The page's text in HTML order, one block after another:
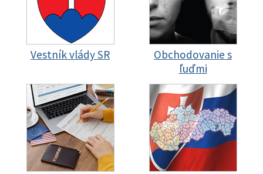
Vestník vlády SR
Obchodovanie s
ľuďmi